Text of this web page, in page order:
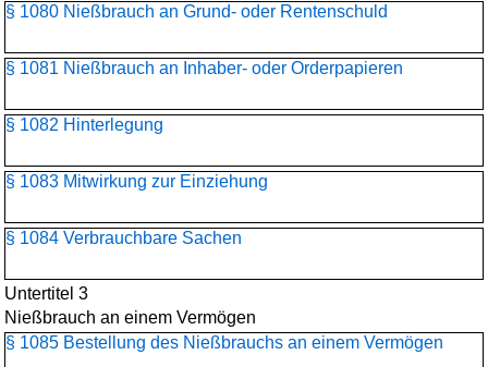
§ 1080 Nießbrauch an Grund- oder Rentenschuld
§ 1081 Nießbrauch an Inhaber- oder Orderpapieren
§ 1082 Hinterlegung
§ 1083 Mitwirkung zur Einziehung
§ 1084 Verbrauchbare Sachen
Untertitel 3
Nießbrauch an einem Vermögen
§ 1085 Bestellung des Nießbrauchs an einem Vermögen